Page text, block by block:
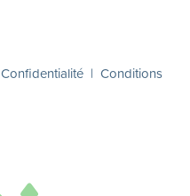
Confidentialité | Conditions